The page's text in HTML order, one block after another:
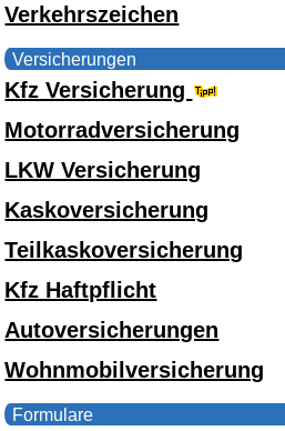
Verkehrszeichen
Versicherungen
Kfz Versicherung
Motorradversicherung
LKW Versicherung
Kaskoversicherung
Teilkaskoversicherung
Kfz Haftpflicht
Autoversicherungen
Wohnmobilversicherung
Formulare